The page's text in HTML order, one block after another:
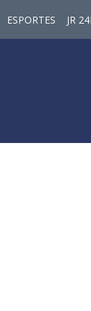
ESPORTES JR